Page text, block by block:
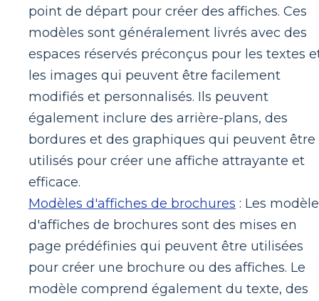
point de départ pour créer des affiches. Ces
modèles sont généralement livrés avec des
espaces réservés préconçus pour les textes
les images qui peuvent être facilement
modifiés et personnalisés. Ils peuvent
également inclure des arrière-plans, des
bordures et des graphiques qui peuvent être
utilisés pour créer une affiche attrayante et
efficace.
Modèles d'affiches de brochures : Les
d'affiches de brochures sont des mises en
page prédéfinies qui peuvent être utilisées
pour créer une brochure ou des affiches. Le
modèle comprend également du texte, des